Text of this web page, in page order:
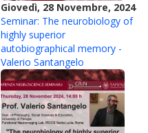
Giovedì, 28 Novembre, 2024
Seminar: The neurobiology of
highly superior
autobiographical memory -
Valerio Santangelo